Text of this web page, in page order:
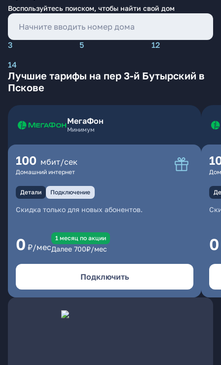
Воспользуйтесь поиском, чтобы найти свой дом
3 5
12
14
Лучшие тарифы на пер 3-й Бутырский в
Пскове
МегаФон
Минимум
100 мбит/сек
Домашний интернет
Детали Подключение
Скидка только для новых абонентов.
0 ₽/мес
1 месяц по акции
Далее 700₽/мес
Подключить
0